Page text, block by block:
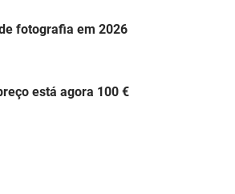
fotografia em 2026
está agora 100 €